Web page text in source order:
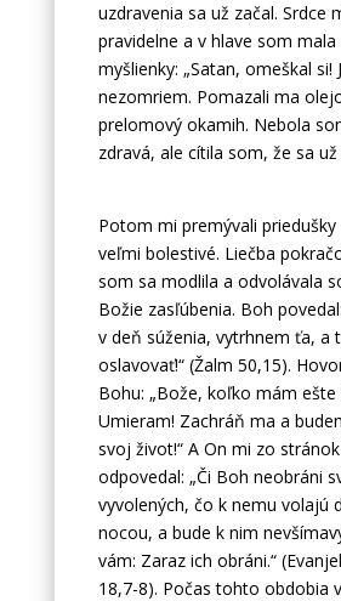
uzdravenia sa už začal. Srdce
pravidelne a v hlave som
myšlienky: „Satan, omeškal si!
nezomriem. Pomazali ma
prelomový okamih. Nebola
zdravá, ale cítila som, že sa
Potom mi premývali
veľmi bolestivé. Liečba
som sa modlila a odvolávala
Božie zasľúbenia. Boh
v deň súženia, vytrhnem ťa, a
oslavovať!“ (Žalm 50,15).
Bohu: „Bože, koľko mám ešte
Umieram! Zachráň ma a
svoj život!“ A On mi zo
odpovedal: „Či Boh neobráni
vyvolených, čo k nemu volajú
nocou, a bude k nim
vám: Zaraz ich obráni.“
18,7-8). Počas tohto obdobia